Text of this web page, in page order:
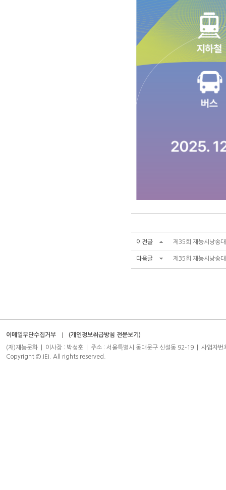
이전글 제35회 재능시낭송
다음글 제35회 재능시낭송
이메일무단수집거부 (개인정보취급방침 전문보기)
(재)재능문화 | 이사장 : 박성훈 | 주소 : 서울특별시 동대문구 신설동 92-19 | 사
Copyright © JEI. All rights reserved.